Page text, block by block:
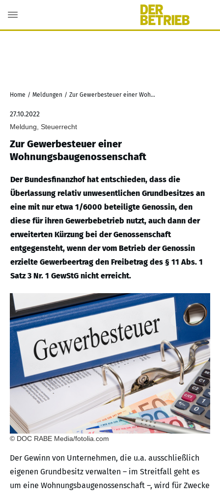
Home / Meldungen / Zur Gewerbesteuer einer Wohnungsbaugenossenschaft
27.10.2022
Meldung, Steuerrecht
Zur Gewerbesteuer einer
Wohnungsbaugenossenschaft
Der Bundesfinanzhof hat entschieden, dass die
Überlassung relativ unwesentlichen Grundbesitzes an
eine mit nur etwa 1/6000 beteiligte Genossin, den
diese für ihren Gewerbebetrieb nutzt, auch dann der
erweiterten Kürzung bei der Genossenschaft
entgegensteht, wenn der vom Betrieb der Genossin
erzielte Gewerbeertrag den Freibetrag des § 11 Abs. 1
Satz 3 Nr. 1 GewStG nicht erreicht.
© DOC RABE Media/fotolia.com
Der Gewinn von Unternehmen, die u.a. ausschließlich
eigenen Grundbesitz verwalten – im Streitfall geht es
um eine Wohnungsbaugenossenschaft –, wird für Zwecke